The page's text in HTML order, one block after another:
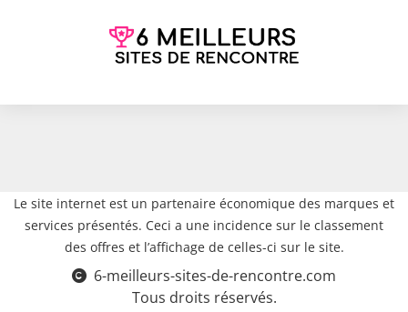
Le site internet est un partenaire économique des marques et
services présentés. Ceci a une incidence sur le classement
des offres et l’affichage de celles-ci sur le site.
6-meilleurs-sites-de-rencontre.com
Tous droits réservés.